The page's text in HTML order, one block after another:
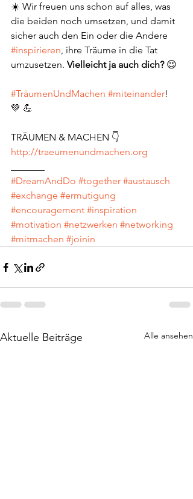
☀️ Wir freuen uns schon auf alles, was
die beiden noch umsetzen, und damit
sicher auch den Ein oder die Andere
#inspirieren, ihre Träume in die Tat
umzusetzen. Vielleicht ja auch dich? 😉
#TräumenUndMachen #miteinander!
💚 💪
TRÄUMEN & MACHEN 👇
http://traeumenundmachen.org
#DreamAndDo #together #austausch
#exchange #ermutigung
#encouragement #inspiration
#motivation #netzwerken #networking
#mitmachen #joinin
Aktuelle Beiträge Alle ansehen